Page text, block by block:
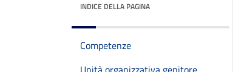
INDICE DELLA PAGINA
Competenze